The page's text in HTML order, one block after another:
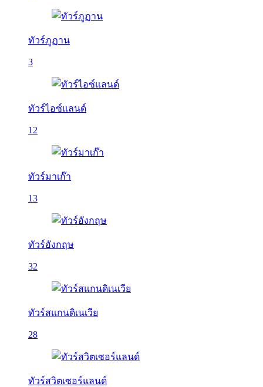
ทัวร์ภูฏาน
3
ทัวร์ไอซ์แลนด์
12
ทัวร์มาเก๊า
13
ทัวร์อังกฤษ
32
ทัวร์สแกนดิเนเวีย
28
ทัวร์สวิตเซอร์แลนด์